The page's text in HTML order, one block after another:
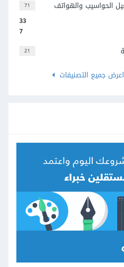
71 الحواسيب والهواتف
33
7
21
اعرض جميع التصنيفات